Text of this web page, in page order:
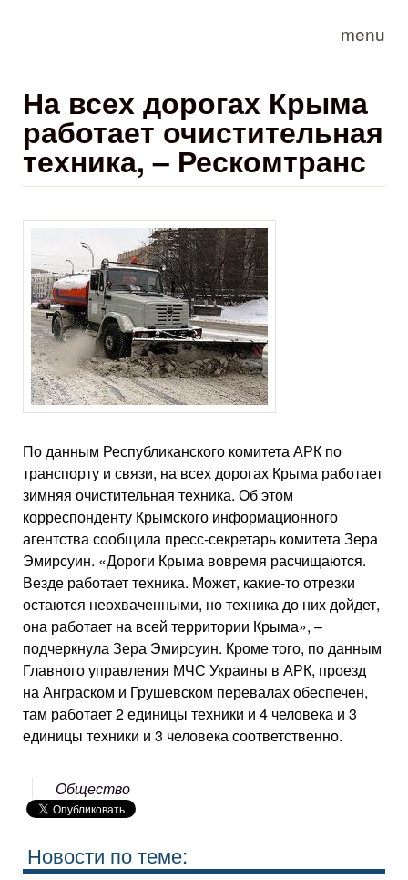
menu
На всех дорогах Крыма
работает очистительная
техника, – Рескомтранс
По данным Республиканского комитета АРК по
транспорту и связи, на всех дорогах Крыма работает
зимняя очистительная техника. Об этом
корреспонденту Крымского информационного
агентства сообщила пресс-секретарь комитета Зера
Эмирсуин. «Дороги Крыма вовремя расчищаются.
Везде работает техника. Может, какие-то отрезки
остаются неохваченными, но техника до них дойдет,
она работает на всей территории Крыма», –
подчеркнула Зера Эмирсуин. Кроме того, по данным
Главного управления МЧС Украины в АРК, проезд
на Анграском и Грушевском перевалах обеспечен,
там работает 2 единицы техники и 4 человека и 3
единицы техники и 3 человека соответственно.
Общество
Новости по теме: